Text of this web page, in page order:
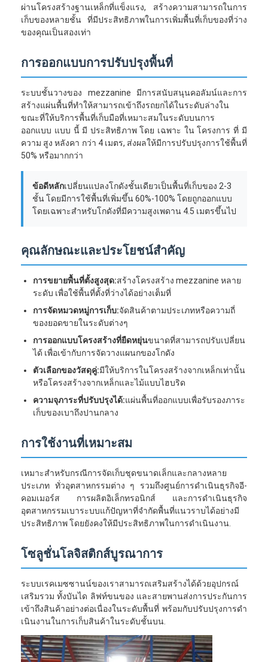
หน้าแรก
สินค้า
วิดีโอ
ผ่านโครงสร้างฐานเหล็กที่แข็งแรง, สร้างความสามารถในการ
เก็บของหลายชั้น ที่มีประสิทธิภาพในการเพิ่มพื้นที่เก็บของที่ว่าง
ของคุณเป็นสองเท่า
การออกแบบการปรับปรุงพื้นที่
ระบบชั้นวางของ mezzanine มีการสนับสนุนคอลัมน์และการ
สร้างแผ่นพื้นที่ทําให้สามารถเข้าถึงรถยกได้ในระดับล่างใน
ขณะที่ให้บริการพื้นที่เก็บมือที่เหมาะสมในระดับบนการ
ออกแบบ แบบ นี้ มี ประสิทธิภาพ โดย เฉพาะ ใน โครงการ ที่ มี
ความ สูง หลังคา กว่า 4 เมตร, ส่งผลให้มีการปรับปรุงการใช้พื้นที่
50% หรือมากกว่า
ข้อดีหลักเปลี่ยนแปลงโกดังชั้นเดียวเป็นพื้นที่เก็บของ 2-3
ชั้น โดยมีการใช้พื้นที่เพิ่มขึ้น 60%-100% โดยถูกออกแบบ
โดยเฉพาะสําหรับโกดังที่มีความสูงเพดาน 4.5 เมตรขึ้นไป
คุณลักษณะและประโยชน์สําคัญ
การขยายพื้นที่ตั้งสูงสุด:สร้างโครงสร้าง mezzanine หลาย
ระดับ เพื่อใช้พื้นที่ตั้งที่ว่างได้อย่างเต็มที่
การจัดหมวดหมู่การเก็บ:จัดสินค้าตามประเภทหรือความถี่
ของยอดขายในระดับต่างๆ
การออกแบบโครงสร้างที่ยืดหยุ่นขนาดที่สามารถปรับเปลี่ยน
ได้ เพื่อเข้ากับการจัดวางแผนกของโกดัง
ตัวเลือกของวัสดุคู่:มีให้บริการในโครงสร้างจากเหล็กเท่านั้น
หรือโครงสร้างจากเหล็กและไม้แบบไฮบริด
ความจุภาระที่ปรับปรุงได้:แผ่นพื้นที่ออกแบบเพื่อรับรองภาระ
เก็บของเบาถึงปานกลาง
การใช้งานที่เหมาะสม
เหมาะสําหรับกรณีการจัดเก็บชุดขนาดเล็กและกลางหลาย
ประเภท ทั่วอุตสาหกรรมต่าง ๆ รวมถึงศูนย์การดําเนินธุรกิจอี-
คอมเมอร์ส การผลิตอิเล็กทรอนิกส์ และการดําเนินธุรกิจ
อุตสาหกรรมเบาระบบแก้ปัญหาที่จํากัดพื้นที่แนวราบได้อย่างมี
ประสิทธิภาพ โดยยังคงให้มีประสิทธิภาพในการดําเนินงาน.
โซลูชั่นโลจิสติกส์บูรณาการ
ระบบเรคเมซซานน์ของเราสามารถเสริมสร้างได้ด้วยอุปกรณ์
เสริมรวม ทั้งบันได ลิฟท์ขนของ และสายพานส่งการประกันการ
เข้าถึงสินค้าอย่างต่อเนื่องในระดับพื้นที่ พร้อมกับปรับปรุงการดํา
เนินงานในการเก็บสินค้าในระดับชั้นบน.